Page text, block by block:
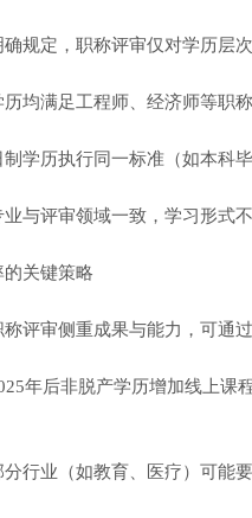
定，职称评审仅对学历层次
满足工程师、经济师等职称
历执行同一标准（如本科毕
评审领域一致，学习形式不
关键策略
审侧重成果与能力，可通过
后非脱产学历增加线上课
业（如教育、医疗）可能要